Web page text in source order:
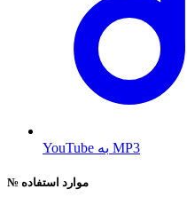
YouTube به MP3
№ موارد استفاده